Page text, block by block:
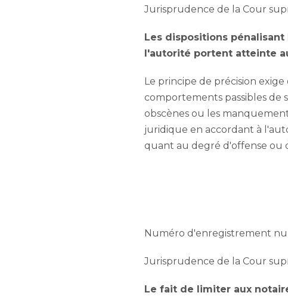
Jurisprudence de la Cour
Les dispositions
l'autorité portent atteinte
Le principe de précision
comportements passibles de
obscènes ou les
juridique en accordant à
quant au degré d'offense ou
Numéro d'enregistrement
Jurisprudence de la Cour
Le fait de limiter aux